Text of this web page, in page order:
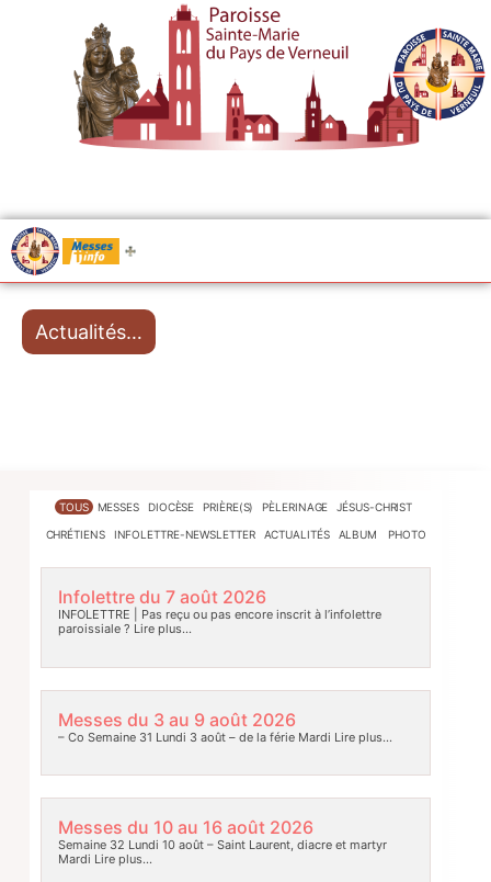
Messes
Actualités…
TOUS MESSES DIOCÈSE PRIÈRE(S) PÈLERINAGE JÉSUS-CHRIST
CHRÉTIENS INFOLETTRE-NEWSLETTER ACTUALITÉS ALBUM PHOTO
Infolettre du 7 août 2026
INFOLETTRE | Pas reçu ou pas encore inscrit à l’infolettre
paroissiale ? Lire plus…
Messes du 3 au 9 août 2026
– Co Semaine 31 Lundi 3 août – de la férie Mardi Lire plus…
Messes du 10 au 16 août 2026
Semaine 32 Lundi 10 août – Saint Laurent, diacre et martyr
Mardi Lire plus…